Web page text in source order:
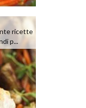
ricette
p...